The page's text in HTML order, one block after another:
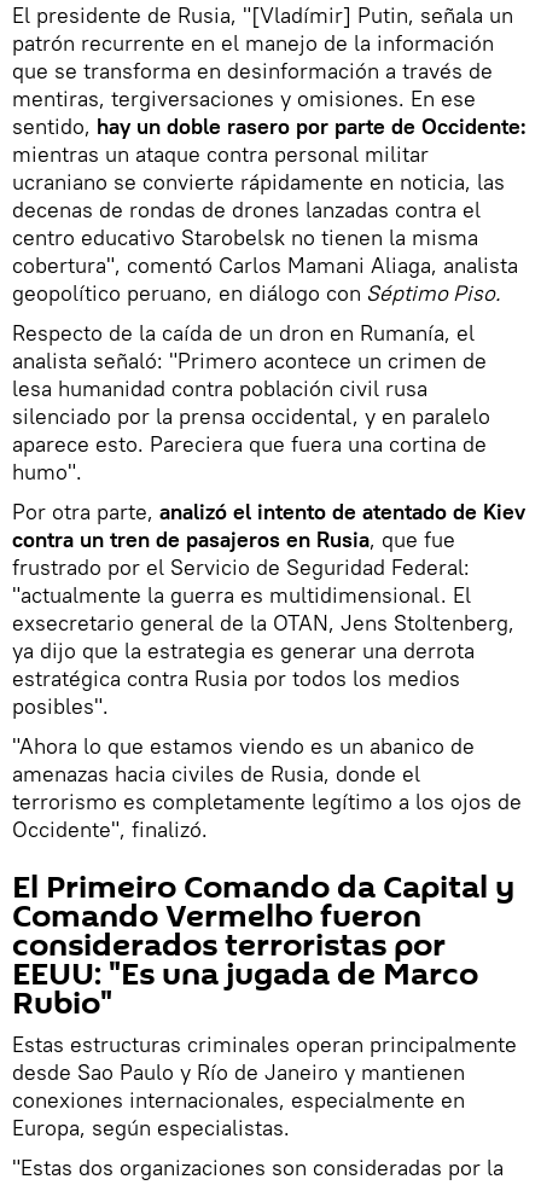
El presidente de Rusia, "[Vladímir] Putin, señala un
patrón recurrente en el manejo de la información
que se transforma en desinformación a través de
mentiras, tergiversaciones y omisiones. En ese
sentido, hay un doble rasero por parte de Occidente:
mientras un ataque contra personal militar
ucraniano se convierte rápidamente en noticia, las
decenas de rondas de drones lanzadas contra el
centro educativo Starobelsk no tienen la misma
cobertura", comentó Carlos Mamani Aliaga, analista
geopolítico peruano, en diálogo con Séptimo Piso.
Respecto de la caída de un dron en Rumanía, el
analista señaló: "Primero acontece un crimen de
lesa humanidad contra población civil rusa
silenciado por la prensa occidental, y en paralelo
aparece esto. Pareciera que fuera una cortina de
humo".
Por otra parte, analizó el intento de atentado de Kiev
contra un tren de pasajeros en Rusia, que fue
frustrado por el Servicio de Seguridad Federal:
"actualmente la guerra es multidimensional. El
exsecretario general de la OTAN, Jens Stoltenberg,
ya dijo que la estrategia es generar una derrota
estratégica contra Rusia por todos los medios
posibles".
"Ahora lo que estamos viendo es un abanico de
amenazas hacia civiles de Rusia, donde el
terrorismo es completamente legítimo a los ojos de
Occidente", finalizó.
El Primeiro Comando da Capital y
Comando Vermelho fueron
considerados terroristas por
EEUU: "Es una jugada de Marco
Rubio"
Estas estructuras criminales operan principalmente
desde Sao Paulo y Río de Janeiro y mantienen
conexiones internacionales, especialmente en
Europa, según especialistas.
"Estas dos organizaciones son consideradas por la